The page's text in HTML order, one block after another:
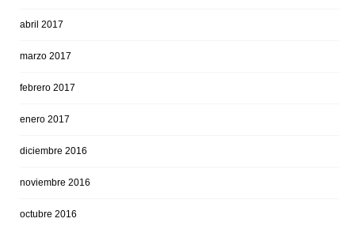
abril 2017
marzo 2017
febrero 2017
enero 2017
diciembre 2016
noviembre 2016
octubre 2016